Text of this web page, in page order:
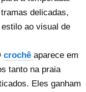
delicadas,
ao visual de
crochê aparece em
tanto na praia
Eles ganham